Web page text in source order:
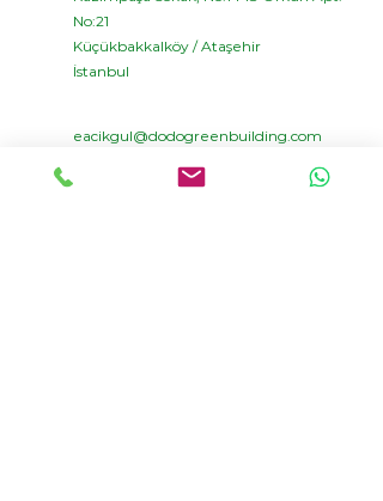
No:21
Küçükbakkalköy / Ataşehir
İstanbul
eacikgul@dodogreenbuilding.com